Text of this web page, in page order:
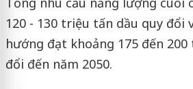
120 - 130 triệu tấn dầu quy đổi
hướng đạt khoảng 175 đến
đổi đến năm 2050.